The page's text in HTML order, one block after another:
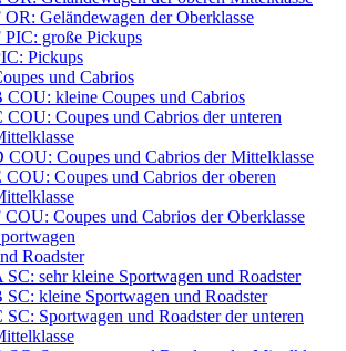
OR: Geländewagen der Oberklasse
PIC: große Pickups
Pickups
und Cabrios
COU: kleine Coupes und Cabrios
COU: Coupes und Cabrios der unteren
COU: Coupes und Cabrios der Mittelklasse
COU: Coupes und Cabrios der oberen
COU: Coupes und Cabrios der Oberklasse
Roadster
SC: sehr kleine Sportwagen und Roadster
SC: kleine Sportwagen und Roadster
SC: Sportwagen und Roadster der unteren